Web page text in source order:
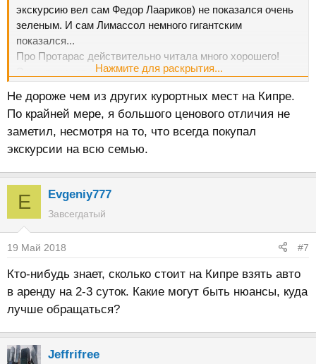
экскурсию вел сам Федор Лаариков) не показался очень
зеленым. И сам Лимассол немного гигантским
показался...
Про Протарас действительно читала много хорошего!
Экскурсии оттуда дорогие, наверное?
Нажмите для раскрытия...
Не дороже чем из других курортных мест на Кипре.
По крайней мере, я большого ценового отличия не
заметил, несмотря на то, что всегда покупал
экскурсии на всю семью.
E Evgeniy777
Завсегдатый
19 Май 2018 #7
Кто-нибудь знает, сколько стоит на Кипре взять авто
в аренду на 2-3 суток. Какие могут быть нюансы, куда
лучше обращаться?
Jeffrifree